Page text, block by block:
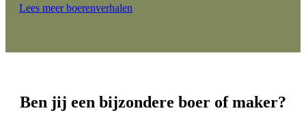
Lees meer boerenverhalen
Ben jij een bijzondere boer of maker?